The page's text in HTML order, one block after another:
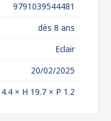
9791039544481
dès 8 ans
Eclair
20/02/2025
× H 19.7 × P 1.2